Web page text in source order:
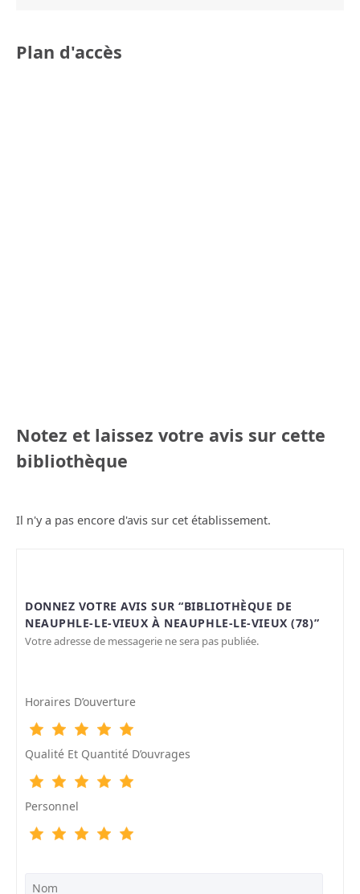
Plan d'accès
Notez et laissez votre avis sur cette
bibliothèque
Il n'y a pas encore d'avis sur cet établissement.
DONNEZ VOTRE AVIS SUR “BIBLIOTHÈQUE DE
NEAUPHLE-LE-VIEUX À NEAUPHLE-LE-VIEUX (78)”
Votre adresse de messagerie ne sera pas publiée.
Horaires D’ouverture
Qualité Et Quantité D’ouvrages
Personnel